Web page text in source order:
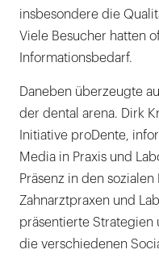
insbesondere die
Viele Besucher hatten
Informationsbedarf.
Daneben überzeugte
der dental arena. Dirk
Initiative proDente,
Media in Praxis und
Präsenz in den
Zahnarztpraxen und
präsentierte Strategien
die verschiedenen